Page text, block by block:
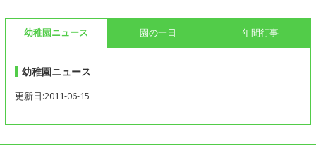
幼稚園ニュース 園の一日 年間行事
幼稚園ニュース
更新日:2011-06-15